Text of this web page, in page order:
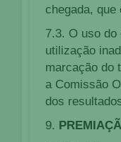
chegada, que
7.3. O uso do
utilização
marcação do
a Comissão
dos
9.